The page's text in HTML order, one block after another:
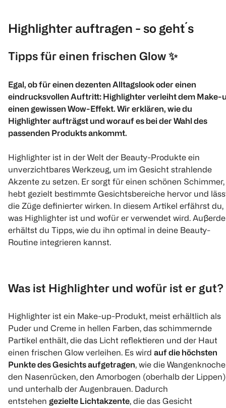
Highlighter auftragen - so geht´s
Tipps für einen frischen Glow ✨
Egal, ob für einen dezenten Alltagslook oder einen
eindrucksvollen Auftritt: Highlighter verleiht dem Make-
einen gewissen Wow-Effekt. Wir erklären, wie du
Highlighter aufträgst und worauf es bei der Wahl des
passenden Produkts ankommt.
Highlighter ist in der Welt der Beauty-Produkte ein
unverzichtbares Werkzeug, um im Gesicht strahlende
Akzente zu setzen. Er sorgt für einen schönen Schimmer,
hebt gezielt bestimmte Gesichtsbereiche hervor und
die Züge definierter wirken. In diesem Artikel erfährst du,
was Highlighter ist und wofür er verwendet wird.
erhältst du Tipps, wie du ihn optimal in deine Beauty-
Routine integrieren kannst.
Was ist Highlighter und wofür ist er gut?
Highlighter ist ein Make-up-Produkt, meist erhältlich als
Puder und Creme in hellen Farben, das schimmernde
Partikel enthält, die das Licht reflektieren und der Haut
einen frischen Glow verleihen. Es wird auf die höchsten
Punkte des Gesichts aufgetragen, wie die
den Nasenrücken, den Amorbogen (oberhalb der Lippen)
und unterhalb der Augenbrauen. Dadurch
entstehen gezielte Lichtakzente, die das Gesicht